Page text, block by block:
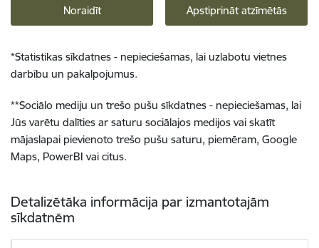
Noraidīt Apstiprināt atzīmētās
*Statistikas sīkdatnes - nepieciešamas, lai uzlabotu vietnes
darbību un pakalpojumus.
**Sociālo mediju un trešo pušu sīkdatnes - nepieciešamas, lai
Jūs varētu dalīties ar saturu sociālajos medijos vai skatīt
mājaslapai pievienoto trešo pušu saturu, piemēram, Google
Maps, PowerBI vai citus.
Detalizētāka informācija par izmantotajām
sīkdatnēm